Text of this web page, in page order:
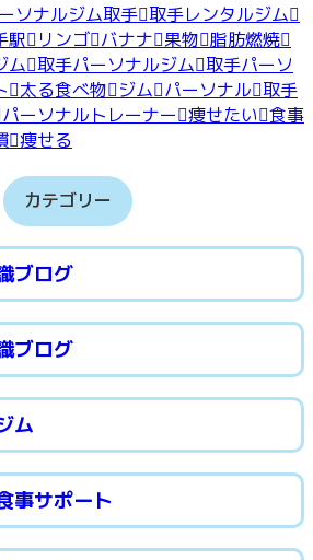
ソナルジム取手 取手レンタルジム
駅 リンゴ バナナ 果物 脂肪燃焼
ム 取手パーソナルジム 取手パーソ
太る食べ物 ジム パーソナル 取手
パーソナルトレーナー 痩せたい 食事
痩せる
カテゴリー
ブログ
ブログ
ム
事サポート